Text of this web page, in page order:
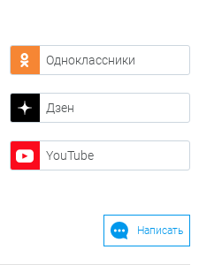
Одноклассники
Дзен
YouTube
Написать